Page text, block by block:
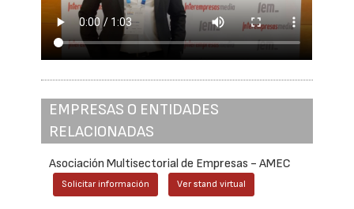
EMPRESAS O ENTIDADES
RELACIONADAS
Asociación Multisectorial de Empresas - AMEC
Solicitar información Ver stand virtual